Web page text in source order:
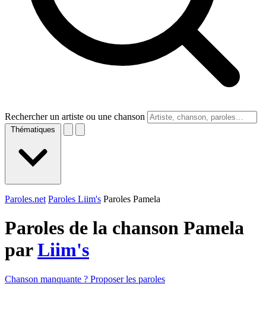
Rechercher un artiste ou une chanson
Thématiques
Paroles.net Paroles Liim's Paroles Pamela
Paroles de la chanson Pamela
parLiim's
Chanson manquante ? Proposer les paroles